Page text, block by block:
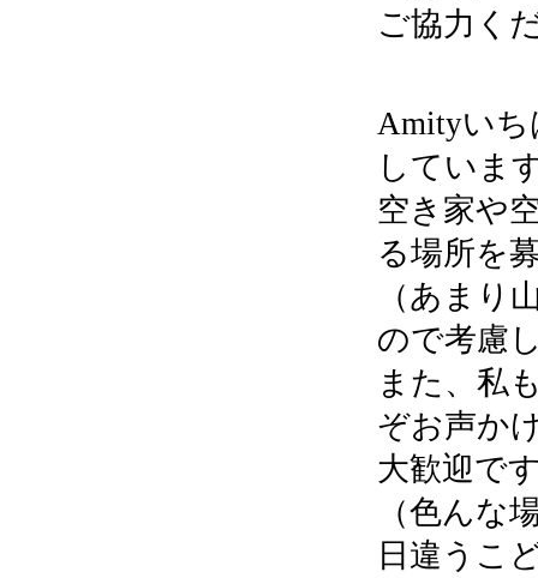
ご協力く
Amityいち
していま
空き家や
る場所を
（あまり
ので考慮
また、私
ぞお声か
大歓迎で
（色んな
日違うこ